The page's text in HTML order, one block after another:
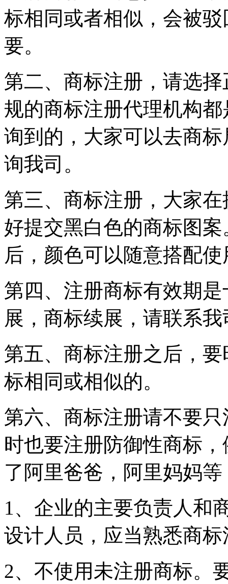
标相同或者相似，会被
要。
第二、商标注册，请选
规的商标注册代理机构
询到的，大家可以去商
询我司。
第三、商标注册，大家
好提交黑白色的商标图
后，颜色可以随意搭配
第四、注册商标有效期
展，商标续展，请联系
第五、商标注册之后，
标相同或相似的。
第六、商标注册请不要
时也要注册防御性商标
了阿里爸爸，阿里妈妈
1、企业的主要负责人和
设计人员，应当熟悉商
2、不使用未注册商标。